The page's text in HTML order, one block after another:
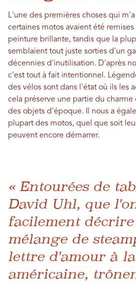
L'une des premières choses qui
certaines motos avaient été
peinture brillante, tandis que la
semblaient tout juste sorties d'un
décennies d'inutilisation. D'après
c'est tout à fait intentionnel.
des vélos sont dans l'état où ils les
cela préserve une partie du
des objets d'époque. Il nous a
plupart des motos, quel que soit
peuvent encore démarrer.
« Entourées de
David Uhl, que
facilement
mélange de
lettre d'amour à
américaine,